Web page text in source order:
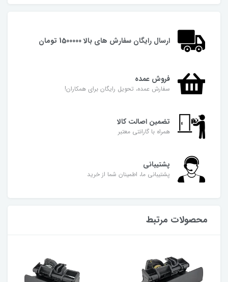
ارسال رایگان سفارش های بالا 1500000 تومان
فروش عمده
سفارش عمده، تحویل رایگان برای همکاران!
تضمین اصالت کالا
همراه با گارانتی معتبر
پشتیبانی
پشتیبانی ما، اطمینان شما از خرید
محصولات مرتبط